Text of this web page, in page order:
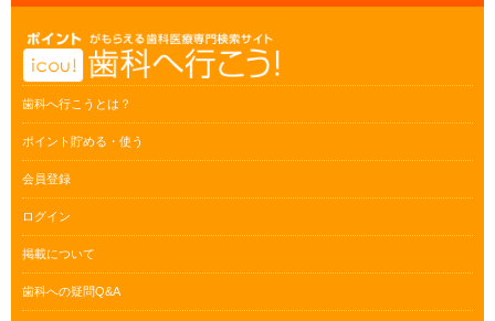
歯科へ行こうとは？
ポイント貯める・使う
会員登録
ログイン
掲載について
歯科への疑問Q&A